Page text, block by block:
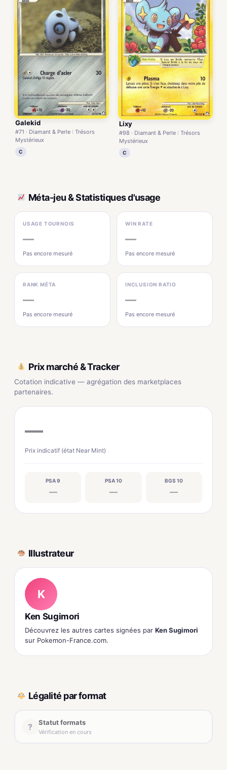
Galekid
#71 · Diamant & Perle : Trésors
Mystérieux
C
Lixy
#98 · Diamant & Perle : Trésors
Mystérieux
C
Méta-jeu & Statistiques d'usage
USAGE TOURNOIS
—
Pas encore mesuré
WIN RATE
—
Pas encore mesuré
RANK MÉTA
—
Pas encore mesuré
INCLUSION RATIO
—
Pas encore mesuré
Prix marché & Tracker
Cotation indicative — agrégation des marketplaces
partenaires.
—
Prix indicatif (état Near Mint)
PSA 9
—
PSA 10
—
BGS 10
—
Illustrateur
K
Ken Sugimori
Découvrez les autres cartes signées par Ken Sugimori
sur Pokemon-France.com.
Légalité par format
? Statut formats
Vérification en cours